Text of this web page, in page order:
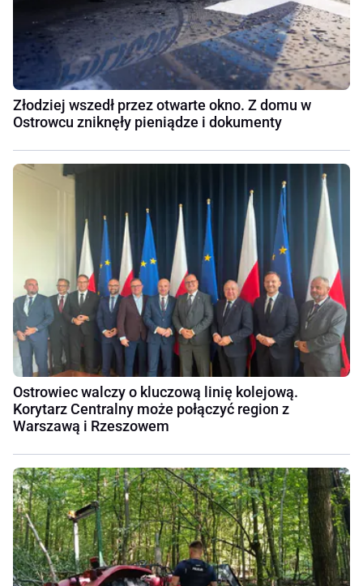
Złodziej wszedł przez otwarte okno. Z domu w
Ostrowcu zniknęły pieniądze i dokumenty
Ostrowiec walczy o kluczową linię kolejową.
Korytarz Centralny może połączyć region z
Warszawą i Rzeszowem